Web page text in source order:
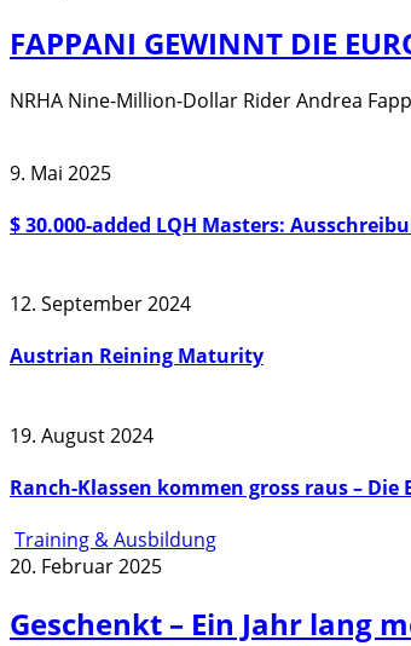
FAPPANI GEWINNT DIE
NRHA Nine-Million-Dollar Rider Andrea
9. Mai 2025
$ 30.000-added LQH Masters:
12. September 2024
Austrian Reining Maturity
19. August 2024
Ranch-Klassen kommen gross raus –
Training & Ausbildung
20. Februar 2025
Geschenkt – Ein Jahr lang